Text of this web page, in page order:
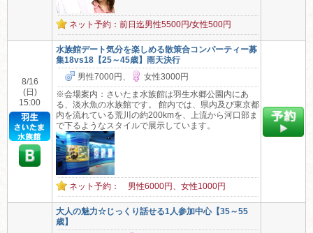
ネット予約：前日迄男性5500円/女性500円
8/16
(日)
15:00
水族館デート気分を楽しめる散策合コンパーティー募
集18vs18【25～45歳】雨天決行
男性7000円、
女性3000円
※会場案内：さいたま水族館は羽生水郷公園内にあ
る、淡水魚の水族館です。 館内では、県内及び東京都
内を流れている荒川の約200kmを、上流から河口部ま
で下るようなスタイルで展示しています。
ネット予約： 男性6000円、女性1000円
大人の魅力☆じっくり話せる1人参加中心【35～55
歳】